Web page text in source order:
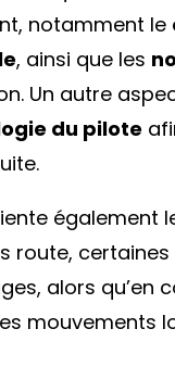
notamment le
, ainsi que les
Un autre
du pilote
également
route,
alors qu’en
mouvements